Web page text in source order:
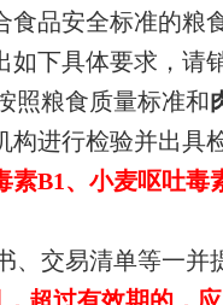
食品安全标准的
下具体要求，请
照粮食质量标准和
构进行检验并出具
B1、小麦呕吐
交易清单等一并